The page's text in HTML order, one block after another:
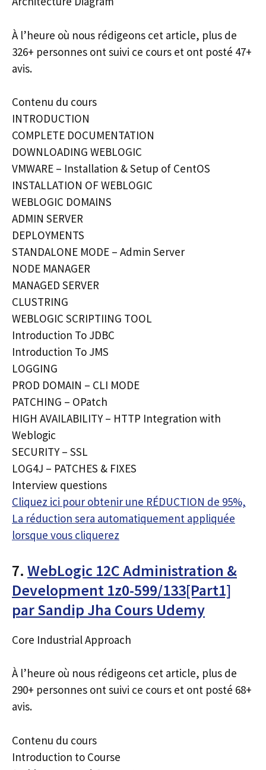
À l’heure où nous rédigeons cet article, plus de
326+ personnes ont suivi ce cours et ont posté 47+
avis.
Contenu du cours
INTRODUCTION
COMPLETE DOCUMENTATION
DOWNLOADING WEBLOGIC
VMWARE – Installation & Setup of CentOS
INSTALLATION OF WEBLOGIC
WEBLOGIC DOMAINS
ADMIN SERVER
DEPLOYMENTS
STANDALONE MODE – Admin Server
NODE MANAGER
MANAGED SERVER
CLUSTRING
WEBLOGIC SCRIPTIING TOOL
Introduction To JDBC
Introduction To JMS
LOGGING
PROD DOMAIN – CLI MODE
PATCHING – OPatch
HIGH AVAILABILITY – HTTP Integration with
Weblogic
SECURITY – SSL
LOG4J – PATCHES & FIXES
Interview questions
Cliquez ici pour obtenir une RÉDUCTION de 95%,
La réduction sera automatiquement appliquée
lorsque vous cliquerez
7. WebLogic 12C Administration &
Development 1z0-599/133[Part1]
par Sandip Jha Cours Udemy
Core Industrial Approach
À l’heure où nous rédigeons cet article, plus de
290+ personnes ont suivi ce cours et ont posté 68+
avis.
Contenu du cours
Introduction to Course